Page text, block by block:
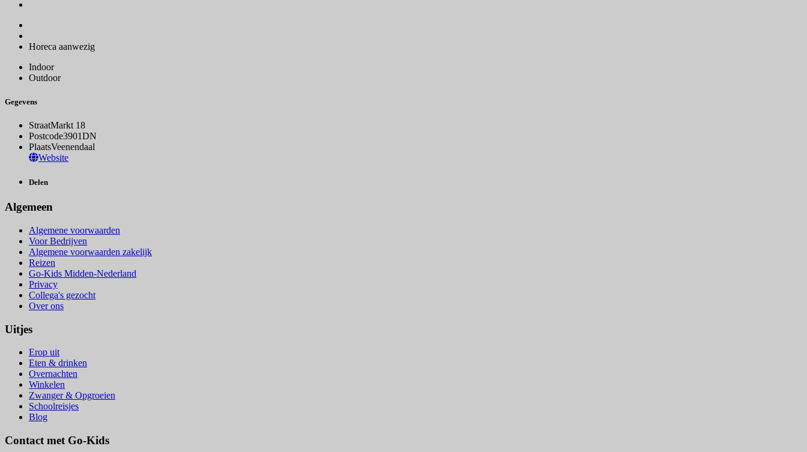
Horeca aanwezig
Indoor
Outdoor
Gegevens
StraatMarkt 18
Postcode3901DN
PlaatsVeenendaal
Website
Delen
Algemeen
Algemene voorwaarden
Voor Bedrijven
Algemene voorwaarden zakelijk
Reizen
Go-Kids Midden-Nederland
Privacy
Collega's gezocht
Over ons
Uitjes
Erop uit
Eten & drinken
Overnachten
Winkelen
Zwanger & Opgroeien
Schoolreisjes
Blog
Contact met Go-Kids